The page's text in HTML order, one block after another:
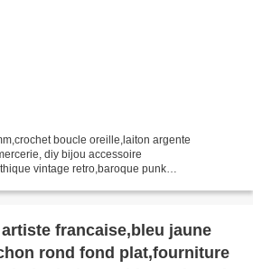
boucle oreille,laiton argente
diy bijou accessoire
vintage retro,baroque punk
francaise,bleu jaune
rond fond plat,fourniture